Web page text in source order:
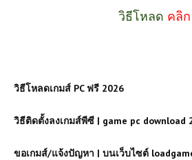
วิธีโหลด คลิก
วิธีโหลดเกมส์ PC ฟรี 2026
วิธีติดตั้งลงเกมส์พีซี | game pc download
ขอเกมส์/แจ้งปัญหา | บนเว็บไซต์